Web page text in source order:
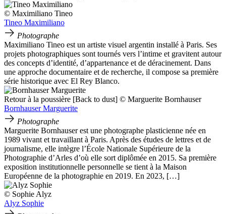
© Maximiliano Tineo
Tineo Maximiliano
Photographe
Maximiliano Tineo est un artiste visuel argentin installé à Paris. Ses
projets photographiques sont tournés vers l’intime et gravitent autour
des concepts d’identité, d’appartenance et de déracinement. Dans
une approche documentaire et de recherche, il compose sa première
série historique avec El Rey Blanco.
Retour à la poussière [Back to dust] © Marguerite Bornhauser
Bornhauser Marguerite
Photographe
Marguerite Bornhauser est une photographe plasticienne née en
1989 vivant et travaillant à Paris. Après des études de lettres et de
journalisme, elle intègre l’École Nationale Supérieure de la
Photographie d’Arles d’où elle sort diplômée en 2015. Sa première
exposition institutionnelle personnelle se tient à la Maison
Européenne de la photographie en 2019. En 2023, […]
© Sophie Alyz
Alyz Sophie